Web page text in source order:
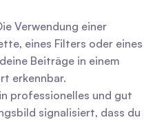
Verwendung einer
eines Filters oder eines
Beiträge in einem
erkennbar.
professionelles und gut
signalisiert, dass du